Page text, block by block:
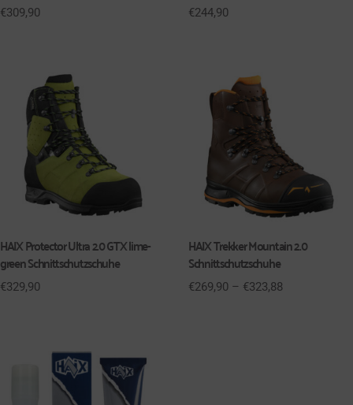
€309,90 €244,90
HAIX Protector Ultra 2.0 GTX lime-
green Schnittschutzschuhe
€329,90
HAIX Trekker Mountain 2.0
Schnittschutzschuhe
€269,90 – €323,88